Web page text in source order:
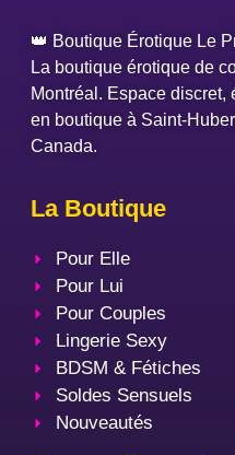
👑 Boutique Érotique Le
La boutique érotique de
Montréal. Espace
en boutique à Saint-
Canada.
La Boutique
Pour Elle
Pour Lui
Pour Couples
Lingerie Sexy
BDSM & Fétiches
Soldes Sensuels
Nouveautés